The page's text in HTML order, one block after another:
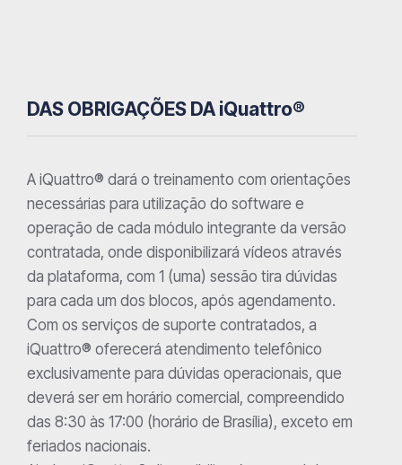
DAS OBRIGAÇÕES DA iQuattro®
A iQuattro® dará o treinamento com orientações
necessárias para utilização do software e
operação de cada módulo integrante da versão
contratada, onde disponibilizará vídeos através
da plataforma, com 1 (uma) sessão tira dúvidas
para cada um dos blocos, após agendamento.
Com os serviços de suporte contratados, a
iQuattro® oferecerá atendimento telefônico
exclusivamente para dúvidas operacionais, que
deverá ser em horário comercial, compreendido
das 8:30 às 17:00 (horário de Brasília), exceto em
feriados nacionais.